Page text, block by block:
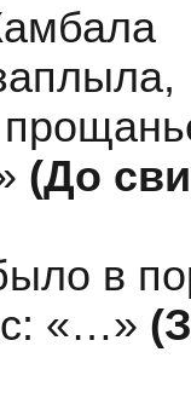
(До
в
«…»